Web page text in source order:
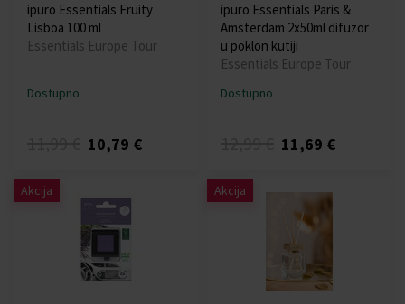
ipuro Essentials Fruity
Lisboa 100 ml
Essentials Europe Tour
Dostupno
10,79 €
ipuro Essentials Paris &
Amsterdam 2x50ml difuzor
u poklon kutiji
Essentials Europe Tour
Dostupno
11,69 €
Akcija Akcija